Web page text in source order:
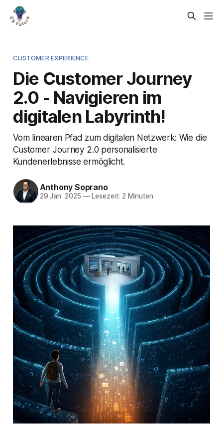
CUSTOMER EXPERIENCE
Die Customer Journey
2.0 - Navigieren im
digitalen Labyrinth!
Vom linearen Pfad zum digitalen Netzwerk: Wie die
Customer Journey 2.0 personalisierte
Kundenerlebnisse ermöglicht.
Anthony Soprano
29 Jan. 2025 —Lesezeit: 2 Minuten